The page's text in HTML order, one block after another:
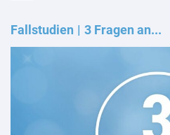
Fallstudien 3 Fragen an...